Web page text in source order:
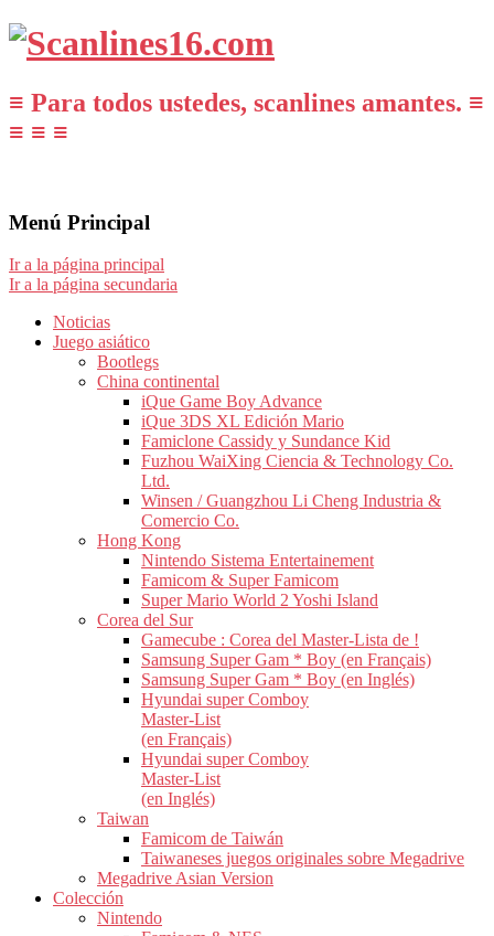
≡ Para todos ustedes, scanlines amantes. ≡
≡ ≡ ≡
Menú Principal
Ir a la página principal
Ir a la página secundaria
Noticias
Juego asiático
Bootlegs
China continental
iQue Game Boy Advance
iQue 3DS XL Edición Mario
Famiclone Cassidy y Sundance Kid
Fuzhou WaiXing Ciencia & Technology Co.
Ltd.
Winsen / Guangzhou Li Cheng Industria &
Comercio Co.
Hong Kong
Nintendo Sistema Entertainement
Famicom & Super Famicom
Super Mario World 2 Yoshi Island
Corea del Sur
Gamecube : Corea del Master-Lista de !
Samsung Super Gam * Boy (en Français)
Samsung Super Gam * Boy (en Inglés)
Hyundai super Comboy
Master-List
(en Français)
Hyundai super Comboy
Master-List
(en Inglés)
Taiwan
Famicom de Taiwán
Taiwaneses juegos originales sobre Megadrive
Megadrive Asian Version
Colección
Nintendo